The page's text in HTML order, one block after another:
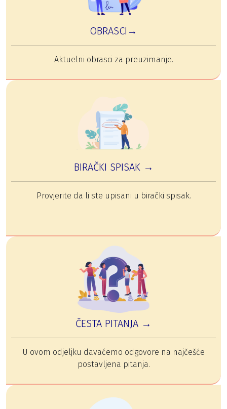
OBRASCI→
Aktuelni obrasci za preuzimanje.
BIRAČKI SPISAK →
Provjerite da li ste upisani u birački spisak.
ČESTA PITANJA →
U ovom odjeljku davaćemo odgovore na najčešće
postavljena pitanja.